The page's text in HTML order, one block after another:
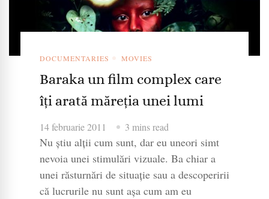
DOCUMENTARIES MOVIES
Baraka un film complex care
îți arată măreția unei lumi
14 februarie 2011 3 mins read
Nu știu alții cum sunt, dar eu uneori simt
nevoia unei stimulări vizuale. Ba chiar a
unei răsturnări de situație sau a descoperirii
că lucrurile nu sunt așa cum am eu